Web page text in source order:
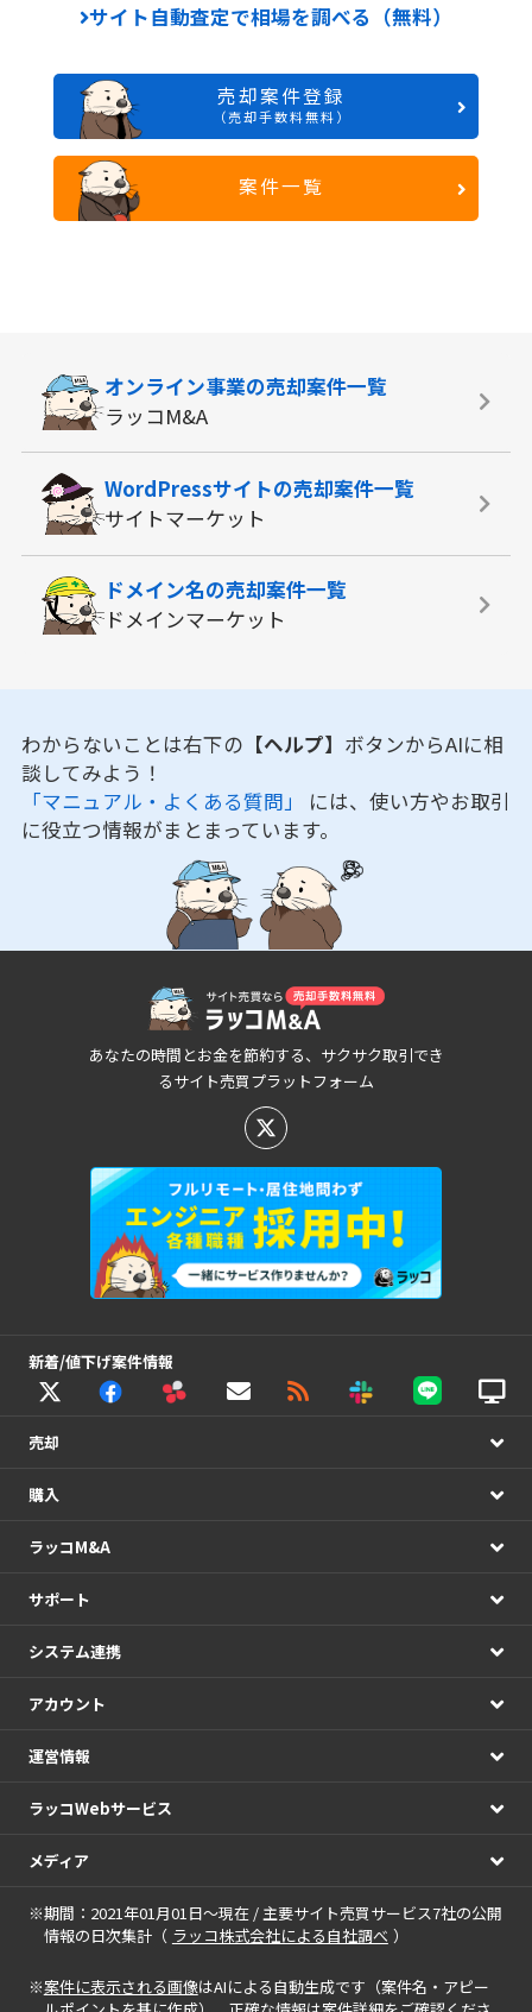
サイト自動査定で相場を調べる（無料）
売却案件登録
（売却手数料無料）
案件一覧
オンライン事業の売却案件一覧
ラッコM&A
WordPressサイトの売却案件一覧
サイトマーケット
ドメイン名の売却案件一覧
ドメインマーケット
わからないことは右下の 【ヘルプ】 ボタンからAIに相
談してみよう！
「マニュアル・よくある質問」 には、使い方やお取引
に役立つ情報がまとまっています。
あなたの時間とお金を節約する、サクサク取引でき
るサイト売買プラットフォーム
新着/値下げ案件情報
売却
購入
ラッコM&A
サポート
システム連携
アカウント
運営情報
ラッコWebサービス
メディア
※期間：2021年01月01日～現在 / 主要サイト売買サービス7社の公開
情報の日次集計（ ラッコ株式会社による自社調べ ）
※案件に表示される画像はAIによる自動生成です（案件名・アピー